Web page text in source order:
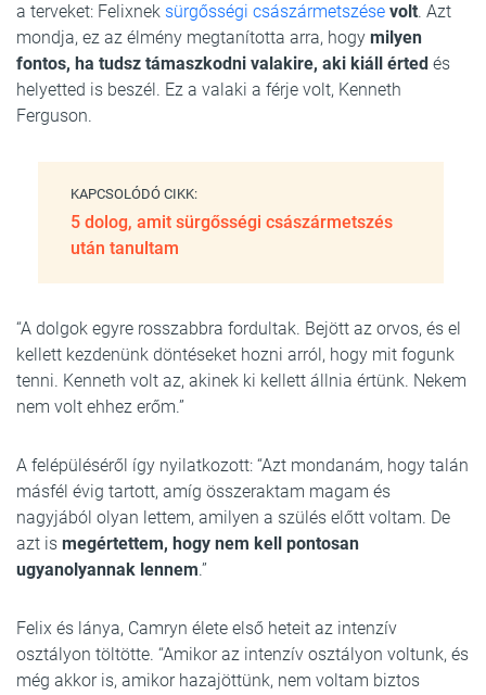
a terveket: Felixnek sürgősségi császármetszése volt. Azt
mondja, ez az élmény megtanította arra, hogy milyen
fontos, ha tudsz támaszkodni valakire, aki kiáll érted és
helyetted is beszél. Ez a valaki a férje volt, Kenneth
Ferguson.
KAPCSOLÓDÓ CIKK:
5 dolog, amit sürgősségi császármetszés
után tanultam
“A dolgok egyre rosszabbra fordultak. Bejött az orvos, és el
kellett kezdenünk döntéseket hozni arról, hogy mit fogunk
tenni. Kenneth volt az, akinek ki kellett állnia értünk. Nekem
nem volt ehhez erőm.”
A felépüléséről így nyilatkozott: “Azt mondanám, hogy talán
másfél évig tartott, amíg összeraktam magam és
nagyjából olyan lettem, amilyen a szülés előtt voltam. De
azt is megértettem, hogy nem kell pontosan
ugyanolyannak lennem.”
Felix és lánya, Camryn élete első heteit az intenzív
osztályon töltötte. “Amikor az intenzív osztályon voltunk, és
még akkor is, amikor hazajöttünk, nem voltam biztos